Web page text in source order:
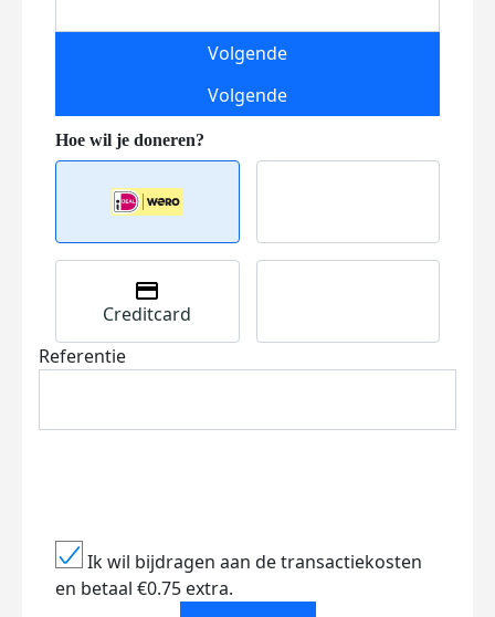
Volgende
Volgende
Creditcard
Referentie
Ik wil bijdragen aan de transactiekosten
en betaal €0.75 extra.